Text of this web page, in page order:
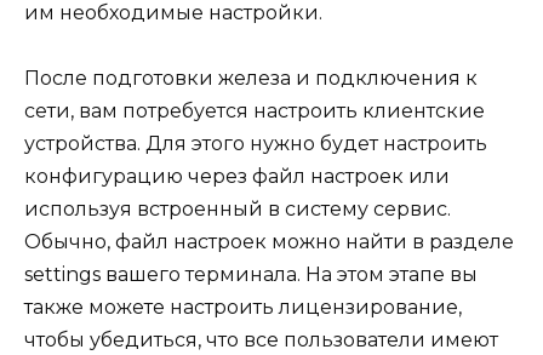
им необходимые настройки.
После подготовки железа и подключения к
сети, вам потребуется настроить клиентские
устройства. Для этого нужно будет настроить
конфигурацию через файл настроек или
используя встроенный в систему сервис.
Обычно, файл настроек можно найти в разделе
settings вашего терминала. На этом этапе вы
также можете настроить лицензирование,
чтобы убедиться, что все пользователи имеют